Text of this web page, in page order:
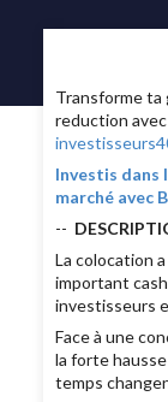
Transforme ta
reduction
Investis dans
marché avec
--
La colocation
important
investisseurs
Face à une
la forte
temps